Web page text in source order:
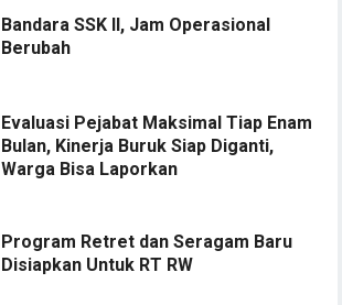
Bandara SSK II, Jam Operasional
Berubah
Evaluasi Pejabat Maksimal Tiap Enam
Bulan, Kinerja Buruk Siap Diganti,
Warga Bisa Laporkan
Program Retret dan Seragam Baru
Disiapkan Untuk RT RW